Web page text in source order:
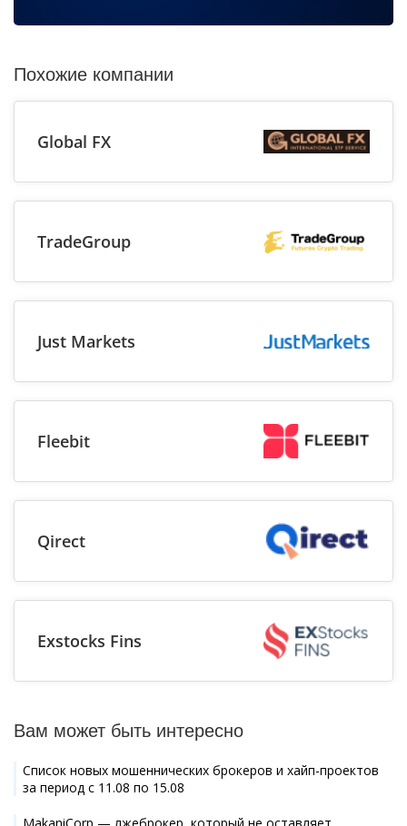
Похожие компании
Global FX
TradeGroup
Just Markets
Fleebit
Qirect
Exstocks Fins
Вам может быть интересно
Список новых мошеннических брокеров и хайп-проектов
за период с 11.08 по 15.08